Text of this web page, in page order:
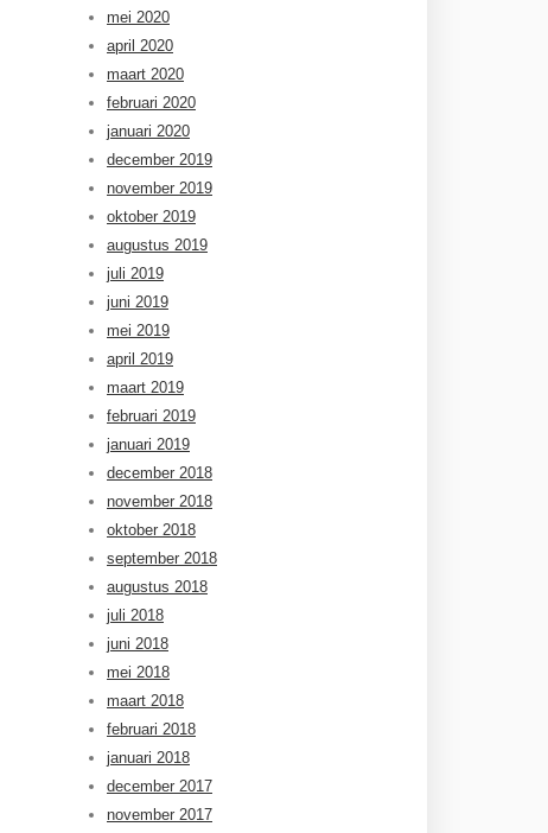
mei 2020
april 2020
maart 2020
februari 2020
januari 2020
december 2019
november 2019
oktober 2019
augustus 2019
juli 2019
juni 2019
mei 2019
april 2019
maart 2019
februari 2019
januari 2019
december 2018
november 2018
oktober 2018
september 2018
augustus 2018
juli 2018
juni 2018
mei 2018
maart 2018
februari 2018
januari 2018
december 2017
november 2017